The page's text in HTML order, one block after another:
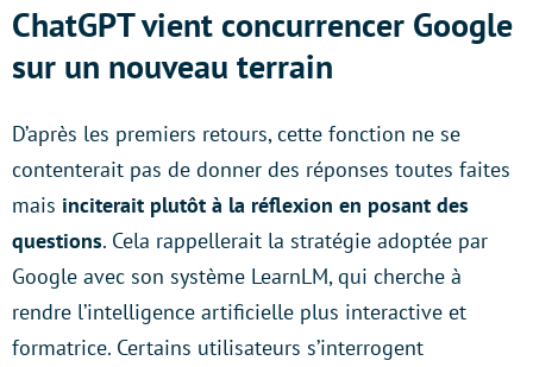
ChatGPT vient concurrencer Google
sur un nouveau terrain
D’après les premiers retours, cette fonction ne se
contenterait pas de donner des réponses toutes faites
mais inciterait plutôt à la réflexion en posant des
questions. Cela rappellerait la stratégie adoptée par
Google avec son système LearnLM, qui cherche à
rendre l’intelligence artificielle plus interactive et
formatrice. Certains utilisateurs s’interrogent